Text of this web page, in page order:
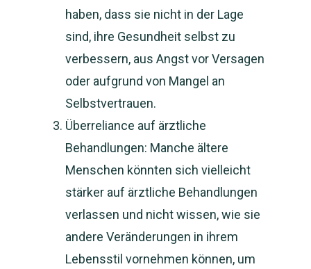
haben, dass sie nicht in der Lage
sind, ihre Gesundheit selbst zu
verbessern, aus Angst vor Versagen
oder aufgrund von Mangel an
Selbstvertrauen.
Überreliance auf ärztliche
Behandlungen: Manche ältere
Menschen könnten sich vielleicht
stärker auf ärztliche Behandlungen
verlassen und nicht wissen, wie sie
andere Veränderungen in ihrem
Lebensstil vornehmen können, um